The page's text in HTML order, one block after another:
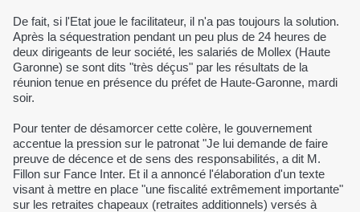
De fait, si l'Etat joue le facilitateur, il n'a pas toujours la solution.
Après la séquestration pendant un peu plus de 24 heures de
deux dirigeants de leur société, les salariés de Mollex (Haute
Garonne) se sont dits "très déçus" par les résultats de la
réunion tenue en présence du préfet de Haute-Garonne, mardi
soir.
Pour tenter de désamorcer cette colère, le gouvernement
accentue la pression sur le patronat "Je lui demande de faire
preuve de décence et de sens des responsabilités, a dit M.
Fillon sur Fance Inter. Et il a annoncé l'élaboration d'un texte
visant à mettre en place "une fiscalité extrêmement importante"
sur les retraites chapeaux (retraites additionnels) versés à